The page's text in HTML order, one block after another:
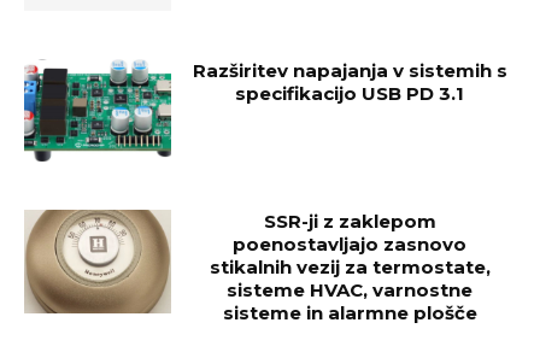
Razširitev napajanja v sistemih s
specifikacijo USB PD 3.1
SSR-ji z zaklepom
poenostavljajo zasnovo
stikalnih vezij za termostate,
sisteme HVAC, varnostne
sisteme in alarmne plošče